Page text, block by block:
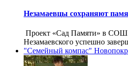
Незамаевцы сохраняют
Проект «Сад Памяти» в СОШ
Незамаевского успешно
"Семейный компас"